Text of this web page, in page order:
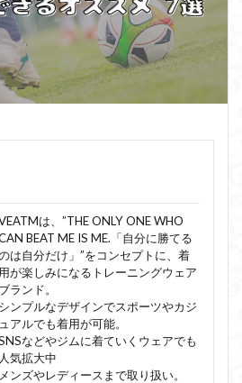
は、”THE ONLY ONE WHO
BEAT ME IS ME.「自分に勝てる
は自分だけ」”をコンセプトに、着
用が楽しみになるトレーニングウェア
ブランド。
シンプルなデザインでスポーツやカジ
ュアルでも着用が可能。
などやジムに着ていくウェアでも
人気拡大中
メンズやレディースまで取り扱い。